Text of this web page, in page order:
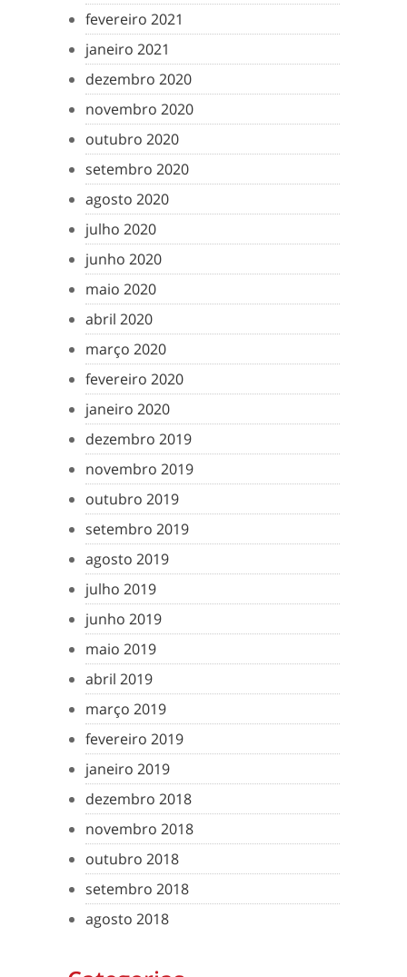
fevereiro 2021
janeiro 2021
dezembro 2020
novembro 2020
outubro 2020
setembro 2020
agosto 2020
julho 2020
junho 2020
maio 2020
abril 2020
março 2020
fevereiro 2020
janeiro 2020
dezembro 2019
novembro 2019
outubro 2019
setembro 2019
agosto 2019
julho 2019
junho 2019
maio 2019
abril 2019
março 2019
fevereiro 2019
janeiro 2019
dezembro 2018
novembro 2018
outubro 2018
setembro 2018
agosto 2018